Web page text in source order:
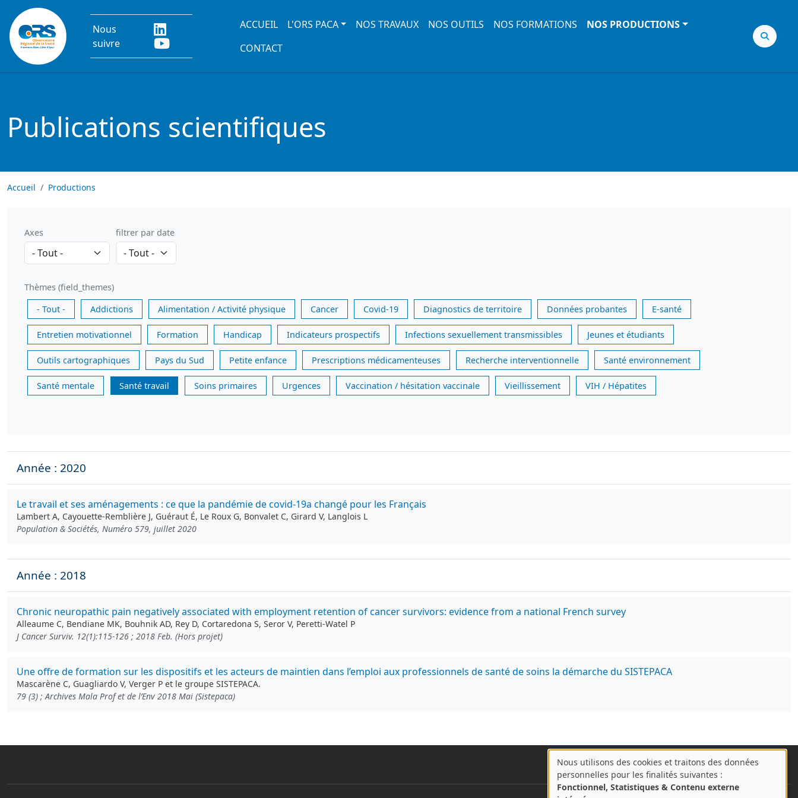
Aller au contenu principal
Nous
suivre
Main navigation
ACCUEIL L'ORS PACA NOS TRAVAUX NOS OUTILS NOS FORMATIONS
NOS PRODUCTIONS
CONTACT
Publications scientifiques
Accueil Productions
Axes filtrer par date
Thèmes (field_themes)
- Tout -
Addictions Alimentation / Activité physique Cancer Covid-19 Diagnostics de territoire Données probantes E-santé
Entretien motivationnel Formation Handicap Indicateurs prospectifs Infections sexuellement transmissibles Jeunes et étudiants
Outils cartographiques Pays du Sud Petite enfance Prescriptions médicamenteuses Recherche interventionnelle Santé environnement
Santé mentale Santé travail Soins primaires Urgences Vaccination / hésitation vaccinale Vieillissement VIH / Hépatites
Année : 2020
Le travail et ses aménagements : ce que la pandémie de covid-19a changé pour les Français
Lambert A, Cayouette-Remblière J, Guéraut É, Le Roux G, Bonvalet C, Girard V, Langlois L
Population & Sociétés, Numéro 579, juillet 2020
Année : 2018
Chronic neuropathic pain negatively associated with employment retention of cancer survivors: evidence from a national French survey
Alleaume C, Bendiane MK, Bouhnik AD, Rey D, Cortaredona S, Seror V, Peretti-Watel P
J Cancer Surviv. 12(1):115-126 ; 2018 Feb. (Hors projet)
Une offre de formation sur les dispositifs et les acteurs de maintien dans l’emploi aux professionnels de santé de soins la démarche du SISTEPACA
Mascarène C, Guagliardo V, Verger P et le groupe SISTEPACA.
79 (3) ; Archives Mala Prof et de l’Env 2018 Mai (Sistepaca)
A
propos
Nous utilisons des cookies et traitons des données
personnelles pour les finalités suivantes :
Fonctionnel, Statistiques & Contenu externe